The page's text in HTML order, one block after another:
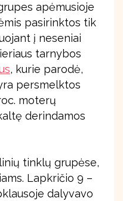
apėmusioje
pasirinktos tik
į neseniai
tarnybos
, kurie parodė,
persmelktos
moterų
derindamos
tinklų grupėse,
Lapkričio 9 –
dalyvavo